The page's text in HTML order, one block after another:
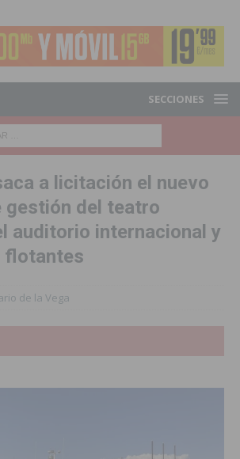
SECCIONES
a licitación el nuevo
gestión del teatro
auditorio internacional y
flotantes
de la Vega